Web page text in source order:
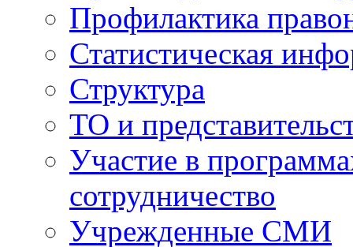
Профилактика
Статистическая
Структура
ТО и
Участие в
сотрудничество
Учрежденные СМИ